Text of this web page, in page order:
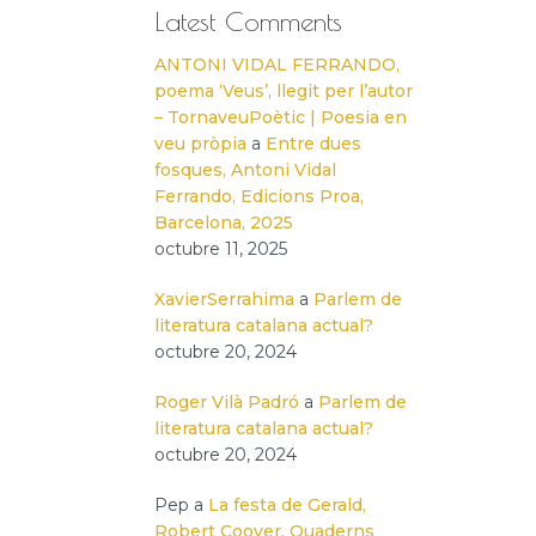
Latest Comments
ANTONI VIDAL FERRANDO,
poema ‘Veus’, llegit per l’autor
– TornaveuPoètic | Poesia en
veu pròpia a Entre dues
fosques, Antoni Vidal
Ferrando, Edicions Proa,
Barcelona, 2025
octubre 11, 2025
XavierSerrahima a Parlem de
literatura catalana actual?
octubre 20, 2024
Roger Vilà Padró a Parlem de
literatura catalana actual?
octubre 20, 2024
Pep a La festa de Gerald,
Robert Coover, Quaderns